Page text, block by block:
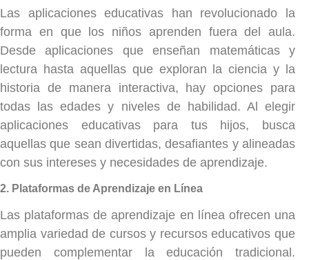
Las aplicaciones educativas han revolucionado la
forma en que los niños aprenden fuera del aula.
Desde aplicaciones que enseñan matemáticas y
lectura hasta aquellas que exploran la ciencia y la
historia de manera interactiva, hay opciones para
todas las edades y niveles de habilidad. Al elegir
aplicaciones educativas para tus hijos, busca
aquellas que sean divertidas, desafiantes y alineadas
con sus intereses y necesidades de aprendizaje.
2. Plataformas de Aprendizaje en Línea
Las plataformas de aprendizaje en línea ofrecen una
amplia variedad de cursos y recursos educativos que
pueden complementar la educación tradicional.